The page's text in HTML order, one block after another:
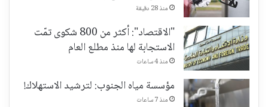
منذ 28 دقيقة
"الاقتصاد": أكثر من 800 شكوى تمّت
الاستجابة لها منذ مطلع العام
منذ 4 ساعات
مؤسسة مياه الجنوب: لترشيد الاستهلاك!
منذ 7 ساعات